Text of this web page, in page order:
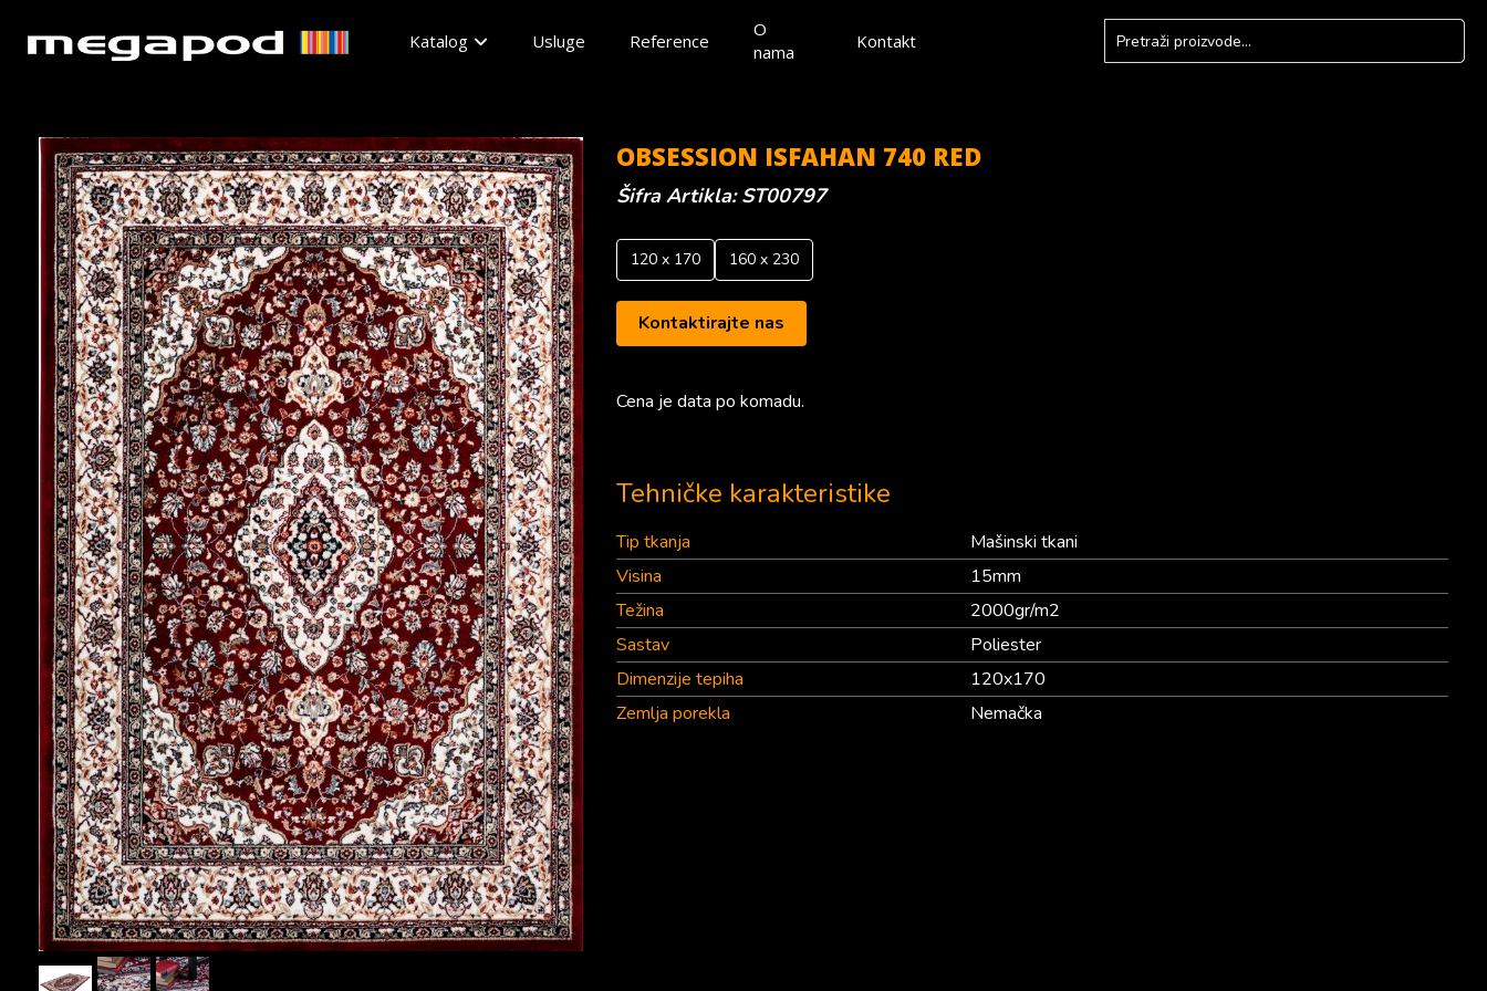
Katalog Usluge Reference
O
nama
Kontakt
OBSESSION ISFAHAN 740 RED
Šifra Artikla: ST00797
120 x 170 160 x 230
Kontaktirajte nas
Cena je data po komadu.
Tehničke karakteristike
Tip tkanja
Mašinski tkani
Visina
15mm
Težina
2000gr/m2
Sastav
Poliester
Dimenzije tepiha
120x170
Zemlja porekla
Nemačka